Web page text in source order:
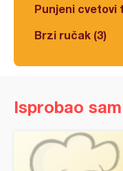
Punjeni cvetovi
Brzi ručak (3)
Isprobao sam